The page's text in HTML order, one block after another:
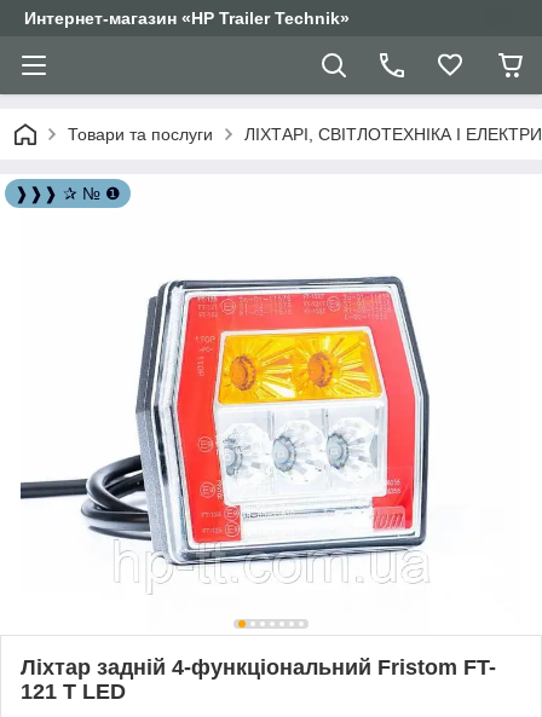
Интернет-магазин «HP Trailer Technik»
Товари та послуги ЛІХТАРІ, СВІТЛОТЕХНІКА І
❱❱❱ ✰ № ❶
Ліхтар задній 4-функціональний Fristom FT-
121 T LED